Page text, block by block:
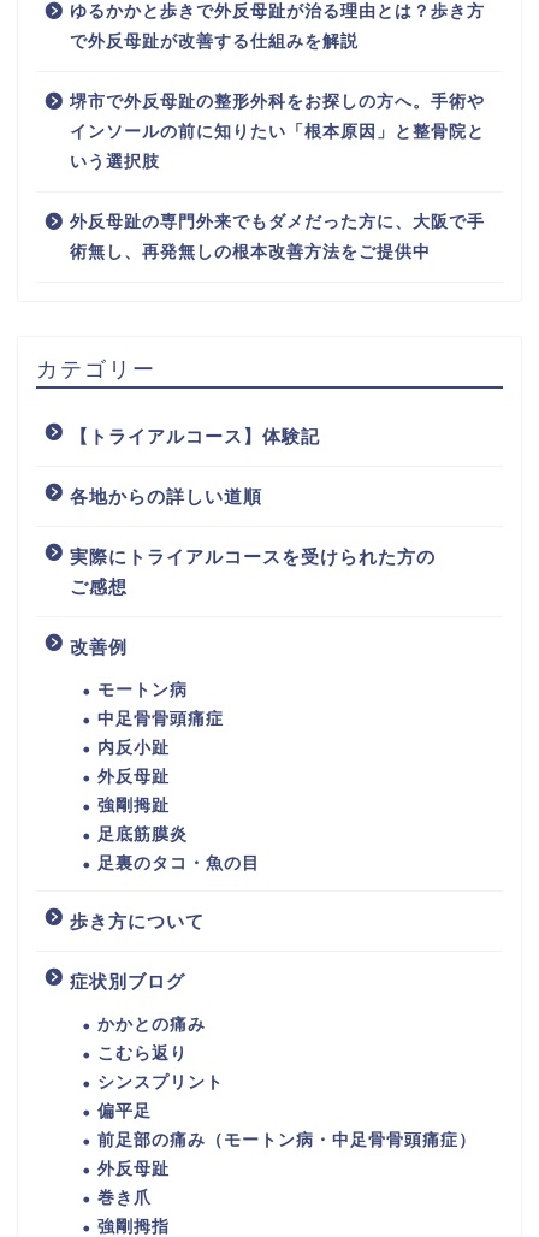
ゆるかかと歩きで外反母趾が治る理由とは？歩き方
で外反母趾が改善する仕組みを解説
堺市で外反母趾の整形外科をお探しの方へ。手術や
インソールの前に知りたい「根本原因」と整骨院と
いう選択肢
外反母趾の専門外来でもダメだった方に、大阪で手
術無し、再発無しの根本改善方法をご提供中
カテゴリー
【トライアルコース】体験記
各地からの詳しい道順
実際にトライアルコースを受けられた方の
ご感想
改善例
モートン病
中足骨骨頭痛症
内反小趾
外反母趾
強剛拇趾
足底筋膜炎
足裏のタコ・魚の目
歩き方について
症状別ブログ
かかとの痛み
こむら返り
シンスプリント
偏平足
前足部の痛み（モートン病・中足骨骨頭痛症）
外反母趾
巻き爪
強剛拇指